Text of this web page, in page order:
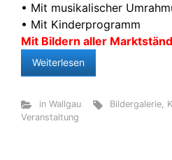
• Mit musikalischer
• Mit Kinderprogramm
Mit Bildern aller
Weiterlesen
in Wallgau Bildergalerie,
Veranstaltung